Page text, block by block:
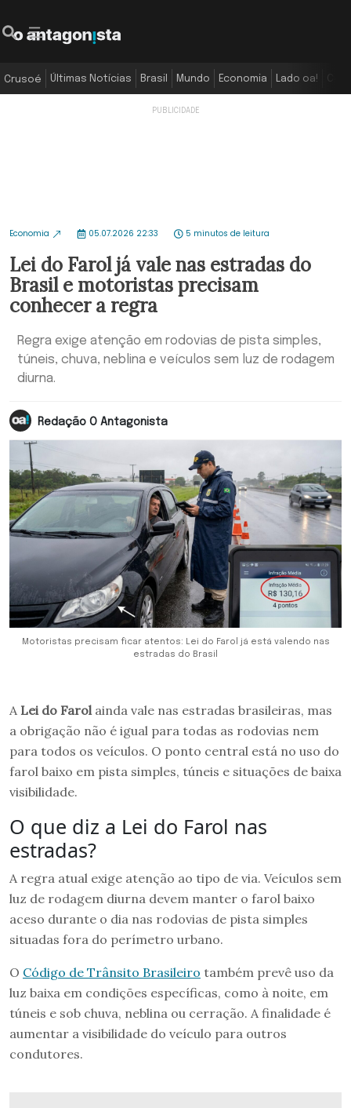
Crusoé Últimas Notícias Brasil Mundo Economia Lado oa!
Economia 05.07.2026 22:33 5 minutos de leitura
Lei do Farol já vale nas estradas do
Brasil e motoristas precisam
conhecer a regra
Regra exige atenção em rodovias de pista simples,
túneis, chuva, neblina e veículos sem luz de rodagem
diurna.
Redação O Antagonista
Motoristas precisam ficar atentos: Lei do Farol já está valendo nas
estradas do Brasil
A Lei do Farol ainda vale nas estradas brasileiras, mas
a obrigação não é igual para todas as rodovias nem
para todos os veículos. O ponto central está no uso do
farol baixo em pista simples, túneis e situações de baixa
visibilidade.
O que diz a Lei do Farol nas
estradas?
A regra atual exige atenção ao tipo de via. Veículos sem
luz de rodagem diurna devem manter o farol baixo
aceso durante o dia nas rodovias de pista simples
situadas fora do perímetro urbano.
O Código de Trânsito Brasileiro também prevê uso da
luz baixa em condições específicas, como à noite, em
túneis e sob chuva, neblina ou cerração. A finalidade é
aumentar a visibilidade do veículo para outros
condutores.